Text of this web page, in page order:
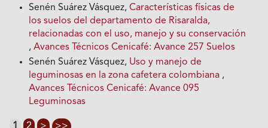
Senén Suárez Vásquez,Características físicas de
los suelos del departamento de Risaralda,
relacionadas con el uso, manejo y su conservación
,Avances Técnicos Cenicafé: Avance 257 Suelos
Senén Suárez Vásquez, Uso y manejo de
leguminosas en la zona cafetera colombiana ,
Avances Técnicos Cenicafé: Avance 095
Leguminosas